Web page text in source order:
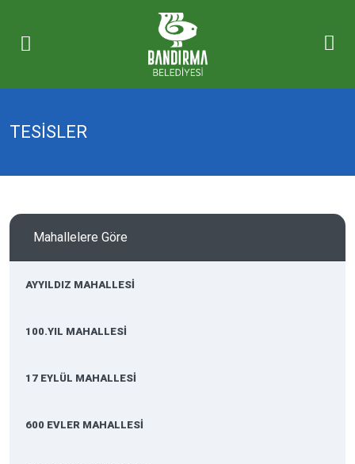
TESİSLER
Mahallelere Göre
AYYILDIZ MAHALLESİ
100.YIL MAHALLESİ
17 EYLÜL MAHALLESİ
600 EVLER MAHALLESİ